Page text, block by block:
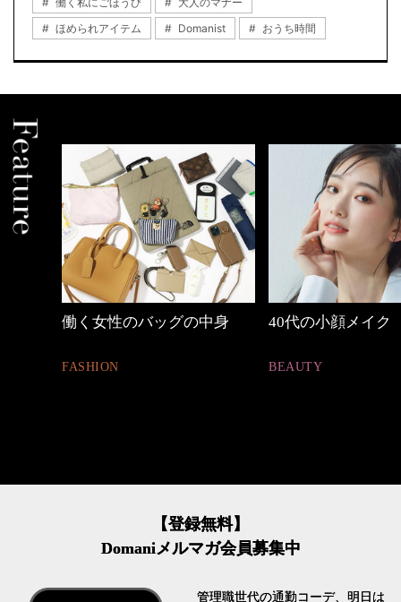
ほめられアイテム
Domanist おうち時間
働く女性のバッグの中身
FASHION
40代の小顔メイク
BEAUTY
【登録無料】
Domaniメルマガ会員募集中
管理職世代の通勤コーデ、明日は